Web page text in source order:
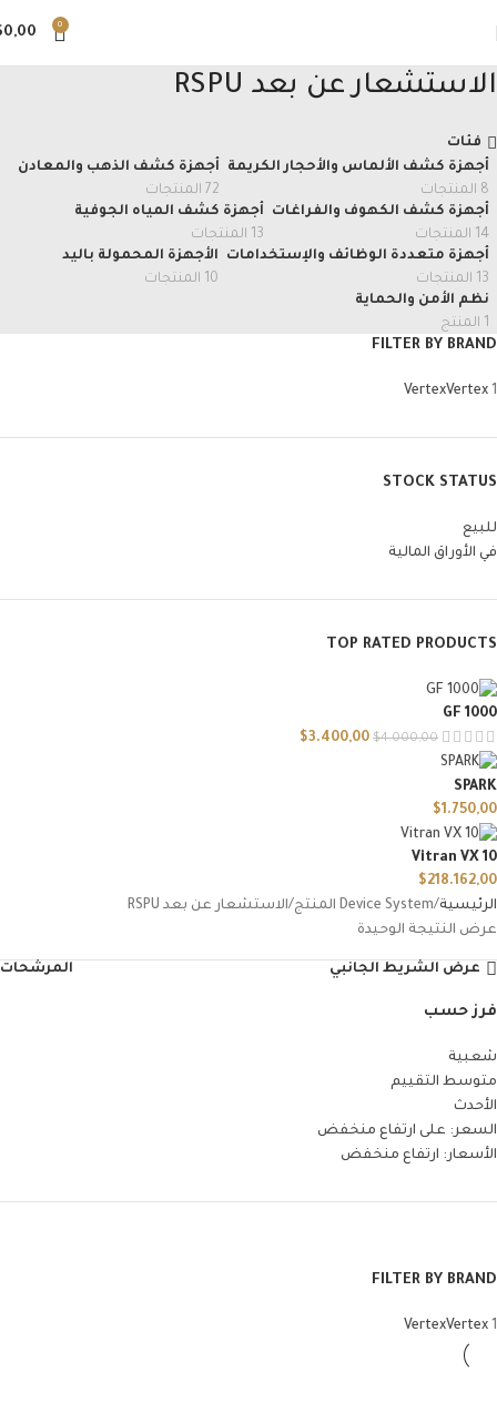
0
0,00
الاستشعار عن بعد RSPU
فئات
أجهزة كشف الألماس والأحجار الكريمة
8 المنتجات
أجهزة كشف الذهب والمعادن
72 المنتجات
أجهزة كشف الكهوف والفراغات
14 المنتجات
أجهزة كشف المياه الجوفية
13 المنتجات
أجهزة متعددة الوظائف والإستخدامات
13 المنتجات
الأجهزة المحمولة باليد
10 المنتجات
نظم الأمن والحماية
1 المنتج
FILTER BY BRAND
VertexVertex 1
STOCK STATUS
للبيع
في الأوراق المالية
TOP RATED PRODUCTS
GF 1000
$4.000,00
$3.400,00
SPARK
$1.750,00
Vitran VX 10
$218.162,00
الرئيسية Device System المنتج
الاستشعار عن بعد RSPU
عرض النتيجة الوحيدة
عرض الشريط الجانبي المرشحات
فرز حسب
شعبية
متوسط التقييم
الأحدث
السعر: على ارتفاع منخفض
الأسعار: ارتفاع منخفض
FILTER BY BRAND
VertexVertex 1